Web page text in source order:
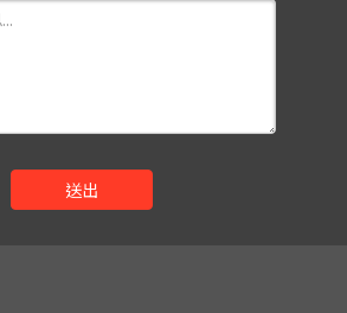
送出